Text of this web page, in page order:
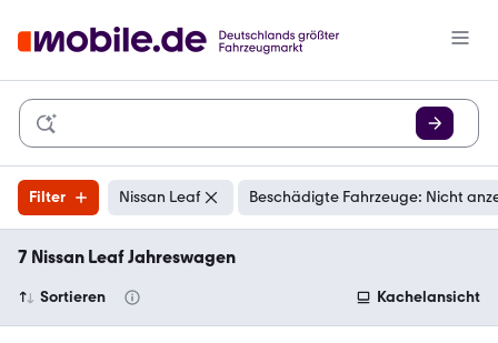
Filter Nissan Leaf Beschädigte Fahrzeuge: Nicht
7 Nissan Leaf Jahreswagen
Sortieren Kachelansicht